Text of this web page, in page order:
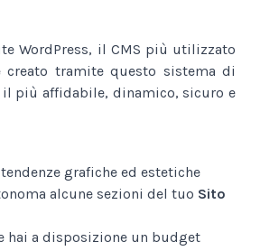
WordPress, il CMS più utilizzato
creato tramite questo sistema di
più affidabile, dinamico, sicuro e
grafiche ed estetiche
alcune sezioni del tuo Sito
hai a disposizione un budget